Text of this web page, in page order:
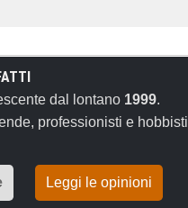
dal lontano 1999.
professionisti e hobbisti
Leggi le opinioni